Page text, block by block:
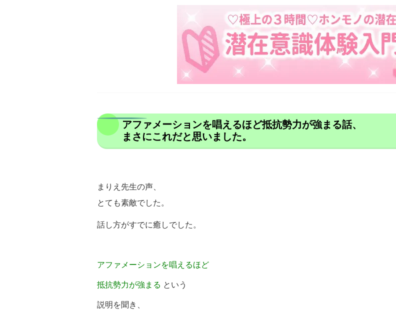
アファメーションを唱えるほど抵抗勢力が強まる話、
まさにこれだと思いました。
まりえ先生の声、
とても素敵でした。
話し方がすでに癒しでした。
アファメーションを唱えるほど
抵抗勢力が強まる という
説明を聞き、